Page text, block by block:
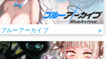
ブルーアーカイブ >